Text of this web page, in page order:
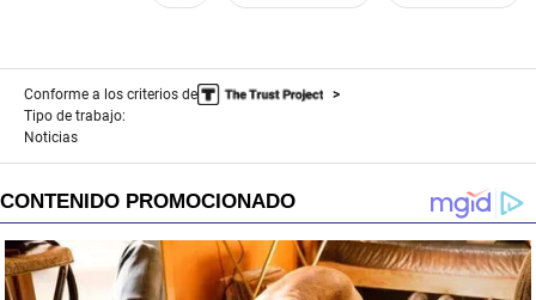
Conforme a los criterios de
Tipo de trabajo:
Noticias